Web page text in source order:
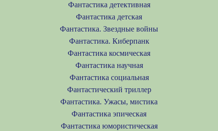
Фантастика детективная
Фантастика детская
Фантастика. Звездные войны
Фантастика. Киберпанк
Фантастика космическая
Фантастика научная
Фантастика социальная
Фантастический триллер
Фантастика. Ужасы, мистика
Фантастика эпическая
Фантастика юмористическая